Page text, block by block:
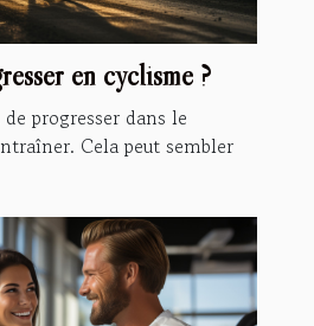
en cyclisme ?
progresser dans le
Cela peut sembler